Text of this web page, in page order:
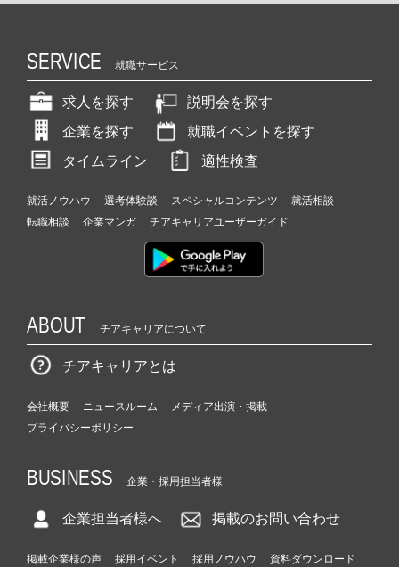
SERVICE 就職サービス
求人を探す
説明会を探す
企業を探す
就職イベントを探す
タイムライン
適性検査
就活ノウハウ 選考体験談 スペシャルコンテンツ
就活相談
転職相談
企業マンガ チアキャリアユーザーガイド
ABOUT チアキャリアについて
チアキャリアとは
会社概要 ニュースルーム
メディア出演・掲載
プライバシーポリシー
BUSINESS 企業・採用担当者様
企業担当者様へ 掲載のお問い合わせ
掲載企業様の声 採用イベント 採用ノウハウ 資料ダウンロード